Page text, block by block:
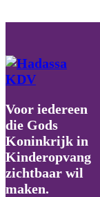
Voor iedereen
die Gods
Koninkrijk in
Kinderopvang
zichtbaar wil
maken.